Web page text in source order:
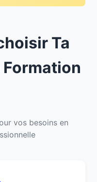
Ta
Formation
vos besoins en